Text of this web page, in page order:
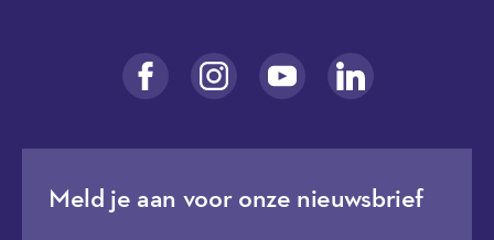
Meld je aan voor onze nieuwsbrief